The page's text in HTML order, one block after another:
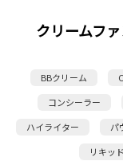
クリームフ
BBクリーム
コンシーラー
ハイライター
パ
リキッ